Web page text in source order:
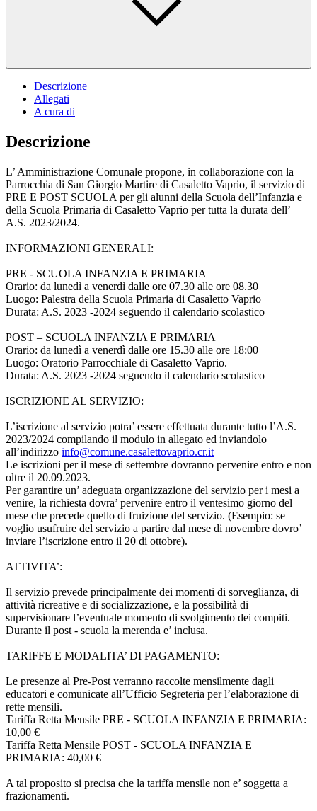
Descrizione
Allegati
A cura di
Descrizione
L’ Amministrazione Comunale propone, in collaborazione con la
Parrocchia di San Giorgio Martire di Casaletto Vaprio, il servizio di
PRE E POST SCUOLA per gli alunni della Scuola dell’Infanzia e
della Scuola Primaria di Casaletto Vaprio per tutta la durata dell’
A.S. 2023/2024.
INFORMAZIONI GENERALI:
PRE - SCUOLA INFANZIA E PRIMARIA
Orario: da lunedì a venerdì dalle ore 07.30 alle ore 08.30
Luogo: Palestra della Scuola Primaria di Casaletto Vaprio
Durata: A.S. 2023 -2024 seguendo il calendario scolastico
POST – SCUOLA INFANZIA E PRIMARIA
Orario: da lunedì a venerdì dalle ore 15.30 alle ore 18:00
Luogo: Oratorio Parrocchiale di Casaletto Vaprio.
Durata: A.S. 2023 -2024 seguendo il calendario scolastico
ISCRIZIONE AL SERVIZIO:
L’iscrizione al servizio potra’ essere effettuata durante tutto l’A.S.
2023/2024 compilando il modulo in allegato ed inviandolo
all’indirizzo info@comune.casalettovaprio.cr.it
Le iscrizioni per il mese di settembre dovranno pervenire entro e non
oltre il 20.09.2023.
Per garantire un’ adeguata organizzazione del servizio per i mesi a
venire, la richiesta dovra’ pervenire entro il ventesimo giorno del
mese che precede quello di fruizione del servizio. (Esempio: se
voglio usufruire del servizio a partire dal mese di novembre dovro’
inviare l’iscrizione entro il 20 di ottobre).
ATTIVITA’:
Il servizio prevede principalmente dei momenti di sorveglianza, di
attività ricreative e di socializzazione, e la possibilità di
supervisionare l’eventuale momento di svolgimento dei compiti.
Durante il post - scuola la merenda e’ inclusa.
TARIFFE E MODALITA’ DI PAGAMENTO:
Le presenze al Pre-Post verranno raccolte mensilmente dagli
educatori e comunicate all’Ufficio Segreteria per l’elaborazione di
rette mensili.
Tariffa Retta Mensile PRE - SCUOLA INFANZIA E PRIMARIA:
10,00 €
Tariffa Retta Mensile POST - SCUOLA INFANZIA E
PRIMARIA: 40,00 €
A tal proposito si precisa che la tariffa mensile non e’ soggetta a
frazionamenti.